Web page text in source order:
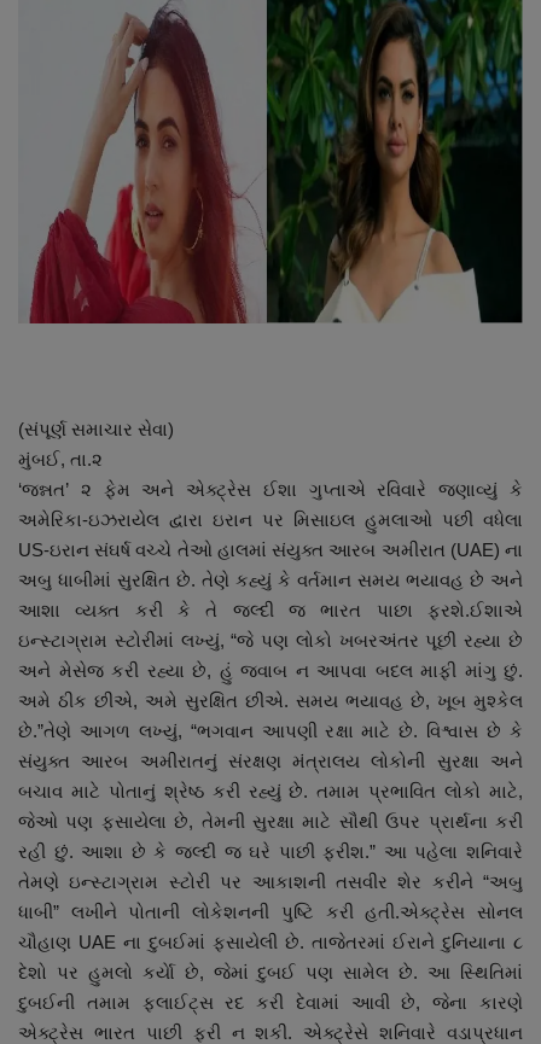
About Author
Dipotsav Special
આંતરરાષ્ટ્રીય
રાષ્ટ્રીય
ગુજરાત
Support US
બજારના સમાચાર
નાણાંકીય સમાચાર
સ્થાનિક સમાચાર
સ્પોર્ટ્સ
રાશિફળ
ગુનાખોરી
બોલિવૂડ
સ્વાસ્થ્ય
(સંપૂર્ણ સમાચાર સેવા)
મુંબઈ, તા.૨
‘જન્નત’ ૨ ફેમ અને એક્ટ્રેસ ઈશા ગુપ્તાએ રવિવારે જણાવ્યું કે
અમેરિકા-ઇઝરાયેલ દ્વારા ઇરાન પર મિસાઇલ હુમલાઓ પછી વધેલા
US-ઇરાન સંઘર્ષ વચ્ચે તેઓ હાલમાં સંયુક્ત આરબ અમીરાત (UAE) ના
અબુ ધાબીમાં સુરક્ષિત છે. તેણે કહ્યું કે વર્તમાન સમય ભયાવહ છે અને
આશા વ્યક્ત કરી કે તે જલ્દી જ ભારત પાછા ફરશે.ઈશાએ
ઇન્સ્ટાગ્રામ સ્ટોરીમાં લખ્યું, “જે પણ લોકો ખબરઅંતર પૂછી રહ્યા છે
અને મેસેજ કરી રહ્યા છે, હું જવાબ ન આપવા બદલ માફી માંગુ છું.
અમે ઠીક છીએ, અમે સુરક્ષિત છીએ. સમય ભયાવહ છે, ખૂબ મુશ્કેલ
છે.”તેણે આગળ લખ્યું, “ભગવાન આપણી રક્ષા માટે છે. વિશ્વાસ છે કે
સંયુક્ત આરબ અમીરાતનું સંરક્ષણ મંત્રાલય લોકોની સુરક્ષા અને
બચાવ માટે પોતાનું શ્રેષ્ઠ કરી રહ્યું છે. તમામ પ્રભાવિત લોકો માટે,
જેઓ પણ ફસાયેલા છે, તેમની સુરક્ષા માટે સૌથી ઉપર પ્રાર્થના કરી
રહી છું. આશા છે કે જલ્દી જ ઘરે પાછી ફરીશ.” આ પહેલા શનિવારે
તેમણે ઇન્સ્ટાગ્રામ સ્ટોરી પર આકાશની તસવીર શેર કરીને “અબુ
ધાબી” લખીને પોતાની લોકેશનની પુષ્ટિ કરી હતી.એક્ટ્રેસ સોનલ
ચૌહાણ UAE ના દુબઈમાં ફસાયેલી છે. તાજેતરમાં ઈરાને દુનિયાના ૮
દેશો પર હુમલો કર્યાે છે, જેમાં દુબઈ પણ સામેલ છે. આ સ્થિતિમાં
દુબઈની તમામ ફ્લાઈટ્સ રદ કરી દેવામાં આવી છે, જેના કારણે
એક્ટ્રેસ ભારત પાછી ફરી ન શકી. એક્ટ્રેસે શનિવારે વડાપ્રધાન